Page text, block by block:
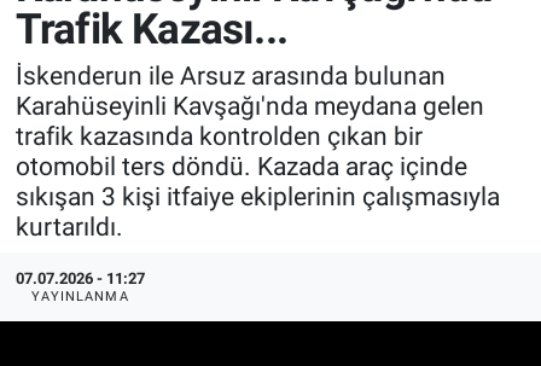
Trafik Kazası...
İskenderun ile Arsuz arasında bulunan
Karahüseyinli Kavşağı'nda meydana gelen
trafik kazasında kontrolden çıkan bir
otomobil ters döndü. Kazada araç içinde
sıkışan 3 kişi itfaiye ekiplerinin çalışmasıyla
kurtarıldı.
07.07.2026 - 11:27
YAYINLANMA